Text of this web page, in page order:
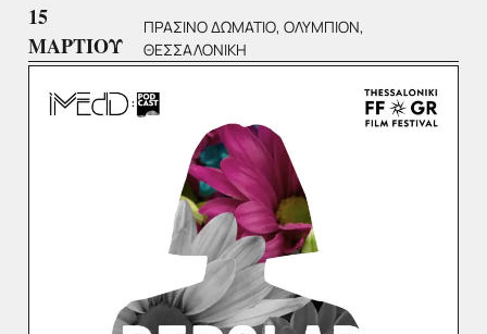
15
ΜΑΡΤΙΟΥ
ΠΡΑΣΙΝΟ ΔΩΜΑΤΙΟ, ΟΛΥΜΠΙΟΝ,
ΘΕΣΣΑΛΟΝΙΚΗ